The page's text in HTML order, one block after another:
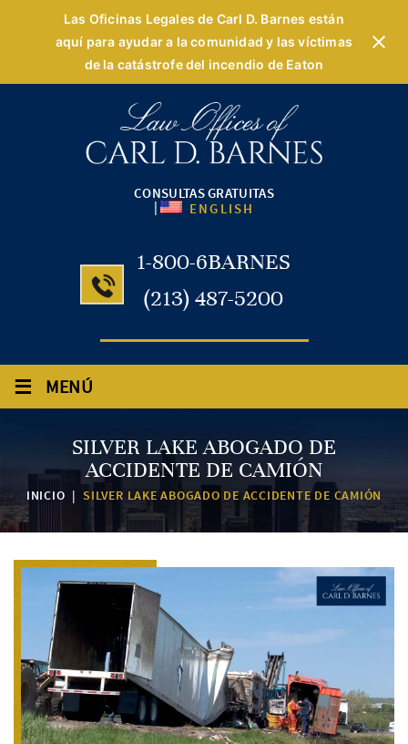
Las Oficinas Legales de Carl D. Barnes están
aquí para ayudar a la comunidad y las víctimas
de la catástrofe del incendio de Eaton
CONSULTAS GRATUITAS
| ENGLISH
1-800-6BARNES
(213) 487-5200
≡ MENÚ
SILVER LAKE ABOGADO DE
ACCIDENTE DE CAMIÓN
INICIO |SILVER LAKE ABOGADO DE ACCIDENTE DE CAMIÓN